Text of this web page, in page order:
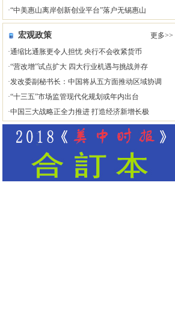
·“中美惠山离岸创新创业平台”落户无锡惠山
宏观政策
更多>>
·通缩比通胀更令人担忧 央行不会收紧货币
·“营改增”试点扩大 四大行业机遇与挑战并存
·发改委副秘书长：中国将从五方面推动区域协调
·“十三五”市场监管现代化规划或年内出台
·中国三大战略正全力推进 打造经济新增长极